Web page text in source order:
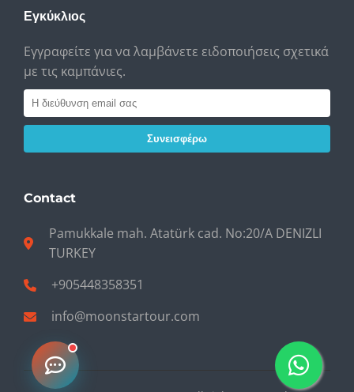
Εγκύκλιος
Εγγραφείτε για να λαμβάνετε ειδοποιήσεις σχετικά
με τις καμπάνιες.
Συνεισφέρω
Contact
Pamukkale mah. Atatürk cad. No:20/A DENIZLI
TURKEY
+905448358351
info@moonstartour.com